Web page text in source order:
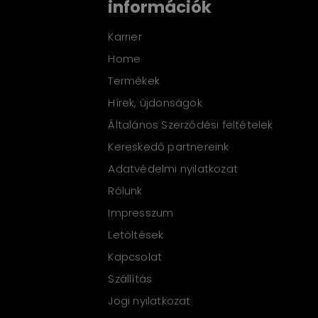
információk
Karrier
Home
Termékek
Hírek, újdonságok
Általános Szerződési feltételek
Kereskedő partnereink
Adatvédelmi nyilatkozat
Rólunk
Impresszum
Letöltések
Kapcsolat
Szállítás
Jogi nyilatkozat